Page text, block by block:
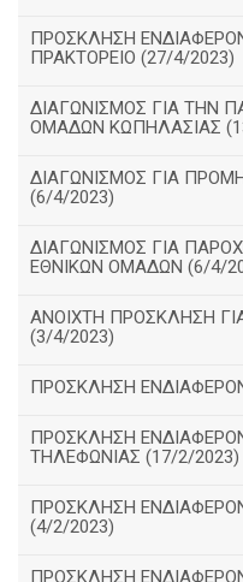
ΠΡΟΣΚΛΗΣΗ
ΠΡΑΚΤΟΡΕΙΟ (27/4/2023)
ΔΙΑΓΩΝΙΣΜΟΣ ΓΙΑ ΤΗΝ
ΟΜΑΔΩΝ ΚΩΠΗΛΑΣΙΑΣ
ΔΙΑΓΩΝΙΣΜΟΣ ΓΙΑ
(6/4/2023)
ΔΙΑΓΩΝΙΣΜΟΣ ΓΙΑ
ΕΘΝΙΚΩΝ ΟΜΑΔΩΝ (6/4/
ΑΝΟΙΧΤΗ ΠΡΟΣΚΛΗΣΗ
(3/4/2023)
ΠΡΟΣΚΛΗΣΗ
ΠΡΟΣΚΛΗΣΗ
ΤΗΛΕΦΩΝΙΑΣ (17/2/2023)
ΠΡΟΣΚΛΗΣΗ
(4/2/2023)
ΠΡΟΣΚΛΗΣΗ